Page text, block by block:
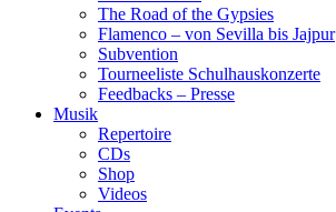
The Road of the Gypsies
Flamenco – von Sevilla bis Jajpur
Subvention
Tourneeliste Schulhauskonzerte
Feedbacks – Presse
Musik
Repertoire
CDs
Shop
Videos